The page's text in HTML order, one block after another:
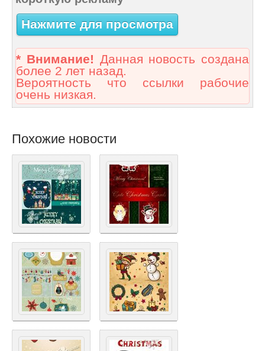
Нажмите для просмотра
* Внимание! Данная новость создана
более 2 лет назад.
Вероятность что ссылки рабочие
очень низкая.
Похожие новости